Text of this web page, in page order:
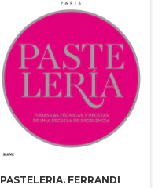
PASTELERIA. FERRANDI